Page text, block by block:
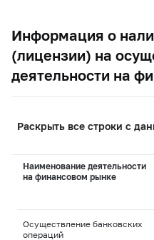
Информация о
(лицензии) на
деятельности на
Раскрыть все строки с
Наименование деятельности
на финансовом рынке
Осуществление банковских
операций